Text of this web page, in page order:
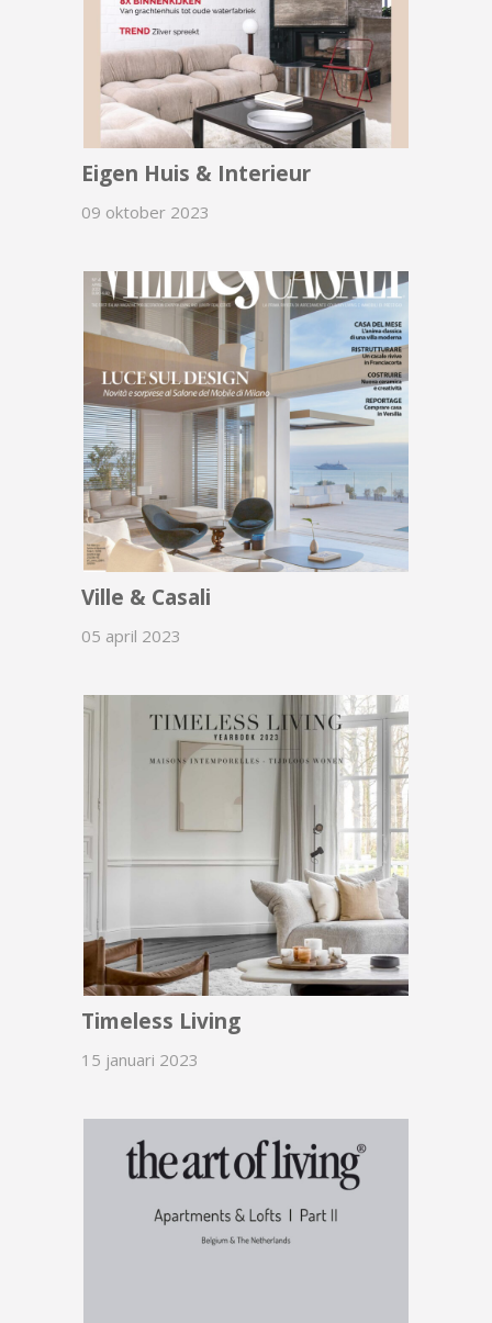
Eigen Huis & Interieur
09 oktober 2023
Ville & Casali
05 april 2023
Timeless Living
15 januari 2023